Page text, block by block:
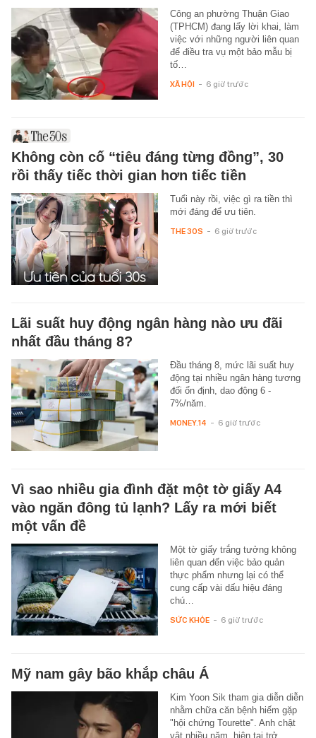
Công an phường Thuận Giao
(TPHCM) đang lấy lời khai, làm
việc với những người liên quan
để điều tra vụ một bảo mẫu bị
tố…
XÃ HỘI - 6 giờ trước
Không còn cố “tiêu đáng từng đồng”, 30
rồi thấy tiếc thời gian hơn tiếc tiền
Tuổi này rồi, việc gì ra tiền thì
mới đáng để ưu tiên.
THE 30S - 6 giờ trước
Lãi suất huy động ngân hàng nào ưu đãi
nhất đầu tháng 8?
Đầu tháng 8, mức lãi suất huy
động tại nhiều ngân hàng tương
đối ổn định, dao động 6 -
7%/năm.
MONEY.14 - 6 giờ trước
Vì sao nhiều gia đình đặt một tờ giấy A4
vào ngăn đông tủ lạnh? Lấy ra mới biết
một vấn đề
Một tờ giấy trắng tưởng không
liên quan đến việc bảo quản
thực phẩm nhưng lại có thể
cung cấp vài dấu hiệu đáng
chú…
SỨC KHỎE - 6 giờ trước
Mỹ nam gây bão khắp châu Á
Kim Yoon Sik tham gia diễn diễn
nhằm chữa căn bệnh hiếm gặp
"hội chứng Tourette". Anh chật
vật nhiều năm, hiện tại trở